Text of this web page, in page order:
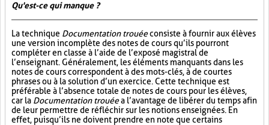
Qu'est-ce qui manque ?
La technique Documentation trouéeconsiste à fournir aux élèves
une version incomplète des notes de cours qu’ils pourront
compléter en classe à l’aide de l’exposé magistral de
l’enseignant. Généralement, les éléments manquants dans les
notes de cours correspondent à des mots-clés, à de courtes
phrases ou à la solution d’un exercice. Cette technique est
préférable à l’absence totale de notes de cours pour les élèves,
car la Documentation trouéea l’avantage de libérer du temps afin
de leur permettre de réfléchir sur les notions enseignées. En
effet, puisqu’ils ne doivent prendre en note que certains